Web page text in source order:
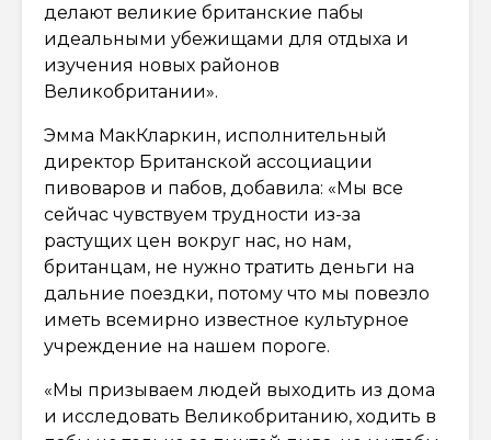
делают великие британские пабы
идеальными убежищами для отдыха и
изучения новых районов
Великобритании».
Эмма МакКларкин, исполнительный
директор Британской ассоциации
пивоваров и пабов, добавила: «Мы все
сейчас чувствуем трудности из-за
растущих цен вокруг нас, но нам,
британцам, не нужно тратить деньги на
дальние поездки, потому что мы повезло
иметь всемирно известное культурное
учреждение на нашем пороге.
«Мы призываем людей выходить из дома
и исследовать Великобританию, ходить в